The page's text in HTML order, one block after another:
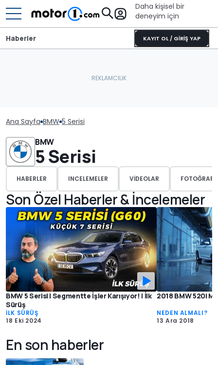
Daha kişisel bir
deneyim için
KAYIT OL / GİRİŞ YAP
Haberler
Ana Sayfa BMW 5 Serisi
BMW
5 Serisi
HABERLER INCELEMELER VIDEOLAR
Son Özel Haberler & İncelemeler
BMW 5 Serisi | Segmentte İşler Karışıyor! | İlk
Sürüş
İLK SÜRÜŞ
18 Eki 2024
2018 BMW 520i M
NEDEN ALMALI?
13 Ara 2018
En son haberler